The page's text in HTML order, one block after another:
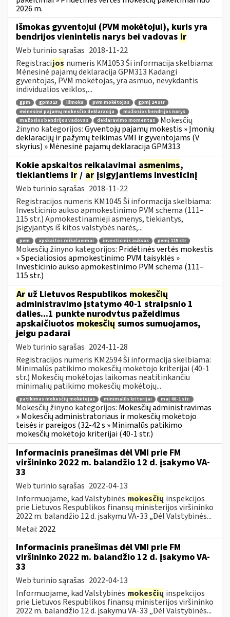
2026 m.
išmokas gyventojui (PVM mokėtojui), kuris yra
bendrijos vienintelis narys bei vadovas ir
Web turinio sąrašas 2018-11-22
Registracijos numeris KM1053 Ši informacija skelbiama:
Mėnesinė pajamų deklaracija GPM313 Kadangi
gyventojas, PVM mokėtojas, yra asmuo, nevykdantis
individualios veiklos,...
gpm gpm313 išmoka pvm mokėtojas
gpmį 24 str
mėnesinė pajamų mokesčio deklaracija
mažosios bendrijos narys
mažosios bendrijos vadovas
deklaravimo momentas
Mokesčių
žinyno kategorijos:Gyventojų pajamų mokestis » Įmonių
deklaracijų ir pažymų teikimas VMI ir gyventojams (V
skyrius) » Mėnesinė pajamų deklaracija GPM313
Kokie apskaitos reikalavimai asmenims,
tiekiantiems ir / ar įsigyjantiems investicinį
Web turinio sąrašas 2018-11-22
Registracijos numeris KM1045 Ši informacija skelbiama:
Investicinio aukso apmokestinimo PVM schema (111–
115 str.) Apmokestinamieji asmenys, tiekiantys,
įsigyjantys iš kitos valstybės narės,...
pvm apskaitos reikalavimai investicinis auksas pvmį 115 str
Mokesčių žinyno kategorijos: Pridėtinės vertės mokestis
» Specialiosios apmokestinimo PVM taisyklės »
Investicinio aukso apmokestinimo PVM schema (111–
115 str.)
Ar už Lietuvos Respublikos mokesčių
administravimo įstatymo 40-1 straipsnio 1
dalies...1 punkte nurodytus pažeidimus
apskaičiuotos mokesčių sumos sumuojamos,
jeigu padarai
Web turinio sąrašas 2024-11-28
Registracijos numeris KM2594 Ši informacija skelbiama:
Minimalūs patikimo mokesčių mokėtojo kriterijai (40-1
str.) Mokesčių mokėtojas laikomas neatitinkančiu
minimalių patikimo mokesčių mokėtojų...
patikimas mokesčių mokėtojas minimalūs kriterijai maį 40-1 str.
Mokesčių žinyno kategorijos: Mokesčių administravimas
» Mokesčių administratoriaus ir mokesčių mokėtojo
teisės ir pareigos (32-42 s » Minimalūs patikimo
mokesčių mokėtojo kriterijai (40-1 str.)
Informacinis pranešimas dėl VMI prie FM
viršininko 2022 m. balandžio 12 d. įsakymo VA-
33
Web turinio sąrašas 2022-04-13
Informuojame, kad Valstybinės mokesčių inspekcijos
prie Lietuvos Respublikos finansų ministerijos viršininko
2022 m. balandžio 12 d. įsakymu VA-33 „Dėl Valstybinės...
Metai: 2022
Informacinis pranešimas dėl VMI prie FM
viršininko 2022 m. balandžio 12 d. įsakymo VA-
33
Web turinio sąrašas 2022-04-13
Informuojame, kad Valstybinės mokesčių inspekcijos
prie Lietuvos Respublikos finansų ministerijos viršininko
2022 m. balandžio 12 d. įsakymu VA-33 „Dėl Valstybinės...